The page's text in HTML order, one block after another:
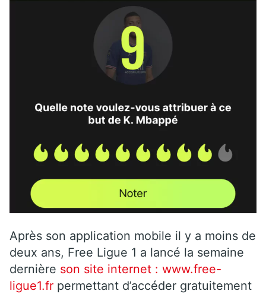
Après son application mobile il y a moins de
deux ans, Free Ligue 1 a lancé la semaine
dernière son site internet : www.free-
ligue1.fr permettant d’accéder gratuitement